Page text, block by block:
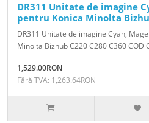
DR311 Unitate de imagine
pentru Konica Minolta
DR311 Unitate de imagine Cyan,
Minolta Bizhub C220 C280 C360 COD
1,529.00RON
Fără TVA: 1,263.64RON